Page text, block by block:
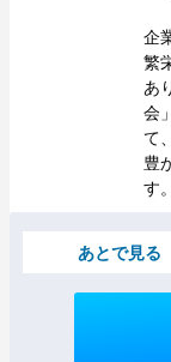
企
繁
あ
会
て、
豊
す。
あとで見る